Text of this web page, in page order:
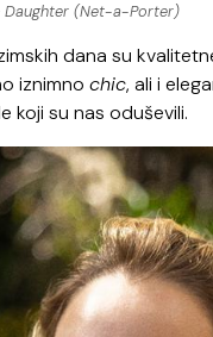
Daughter (Net-a-Porter)
dana su
iznimno chic, ali i
koji su nas oduševili.